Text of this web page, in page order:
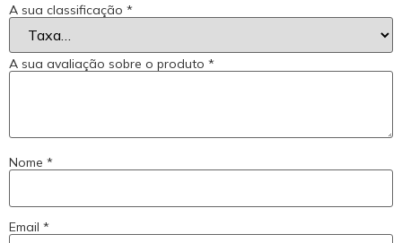
A sua classificação *
A sua avaliação sobre o produto *
Nome *
Email *